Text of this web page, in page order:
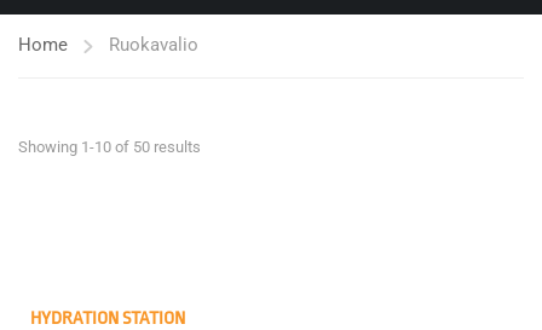
Home Ruokavalio
Showing 1-10 of 50 results
HYDRATION STATION